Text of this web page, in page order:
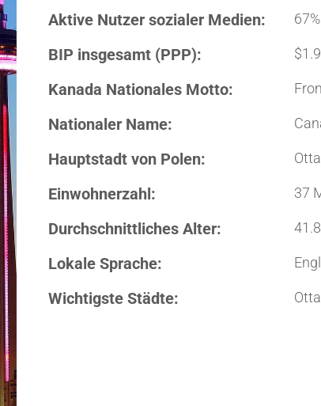
Aktive Nutzer sozialer Medien: 67%
BIP insgesamt (PPP):
Kanada Nationales Motto:
Nationaler Name:
Hauptstadt von Polen:
Einwohnerzahl: 37
Durchschnittliches Alter:
Lokale Sprache:
Wichtigste Städte: